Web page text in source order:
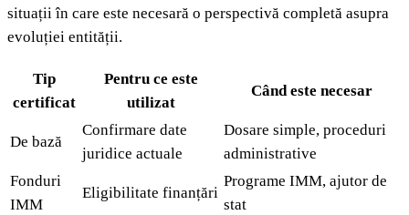
situații în care este necesară o perspectivă completă asupra
evoluției entității.
Tip
certificat
Pentru ce este
utilizat
Când este necesar
De bază
Confirmare date
juridice actuale
Dosare simple, proceduri
administrative
Fonduri
IMM
Eligibilitate finanțări
Programe IMM, ajutor de
stat